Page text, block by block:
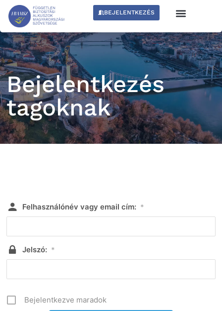
BEJELENTKEZÉS
Bejelentkezés
tagoknak
Felhasználónév vagy email cím: *
Jelszó: *
Bejelentkezve maradok